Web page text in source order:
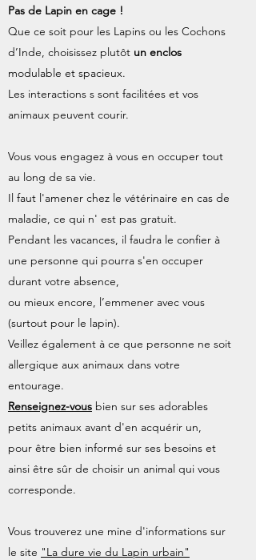
Pas de Lapin en cage !
Que ce soit pour les Lapins ou les Cochons
d’Inde, choisissez plutôt un enclos
modulable et spacieux.
Les interactions s sont facilitées et vos
animaux peuvent courir.
Vous vous engagez à vous en occuper tout
au long de sa vie.
Il faut l'amener chez le vétérinaire en cas de
maladie, ce qui n' est pas gratuit.
Pendant les vacances, il faudra le confier à
une personne qui pourra s'en occuper
durant votre absence,
ou mieux encore, l’emmener avec vous
(surtout pour le lapin).
Veillez également à ce que personne ne soit
allergique aux animaux dans votre
entourage.
Renseignez-vous bien sur ses adorables
petits animaux avant d'en acquérir un,
pour être bien informé sur ses besoins et
ainsi être sûr de choisir un animal qui vous
corresponde.
Vous trouverez une mine d'informations sur
le site "La dure vie du Lapin urbain"